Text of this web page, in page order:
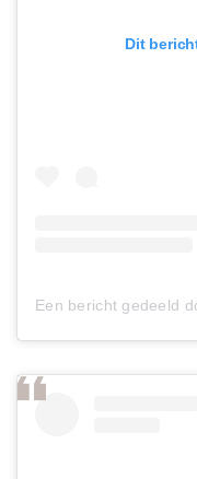
Dit
Een bericht gedeeld